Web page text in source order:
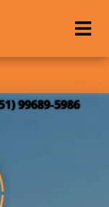
99689-5986